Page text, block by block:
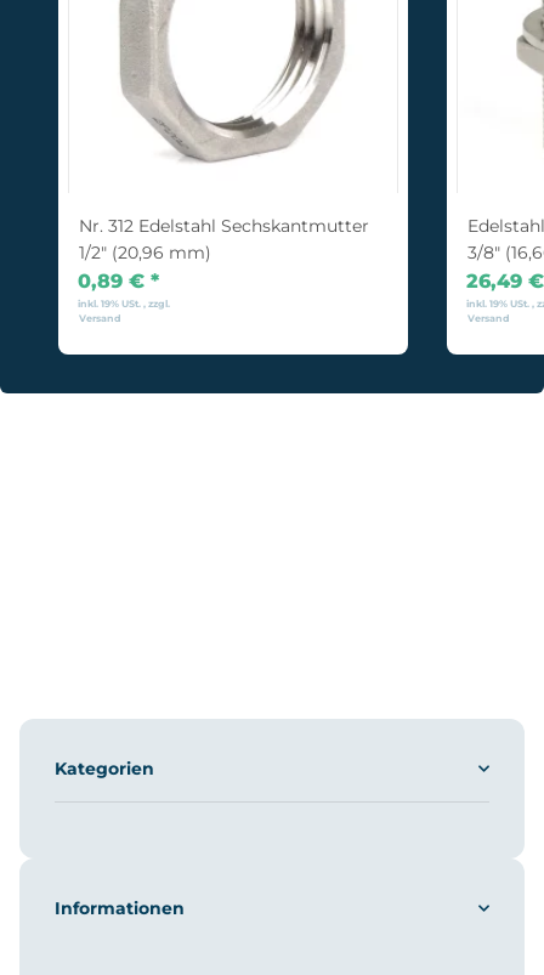
Nr. 312 Edelstahl Sechskantmutter
1/2" (20,96 mm)
0,89 € *
inkl. 19% USt. , zzgl.
Versand
3/8"
26,49
inkl. 19% USt. ,
Versand
Kategorien
Informationen